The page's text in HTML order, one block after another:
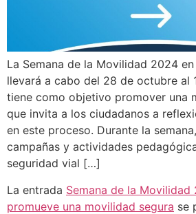
La Semana de la Movilidad 2024
llevará a cabo del 28 de octubre al
tiene como objetivo promover una
que invita a los ciudadanos a
en este proceso. Durante la
campañas y actividades
seguridad vial […]
La entrada Semana de la Movilidad
promueve una movilidad segura se